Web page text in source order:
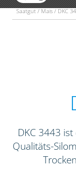
Saatgut / Mais / DKC
DKC 3443
Qualitäts-